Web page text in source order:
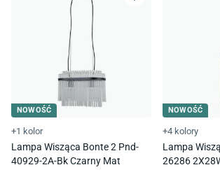
NOWOŚĆ
+1 kolor
Lampa Wisząca Bonte 2 Pnd-
40929-2A-Bk Czarny Mat
NOWOŚĆ
+4 kolory
Lampa